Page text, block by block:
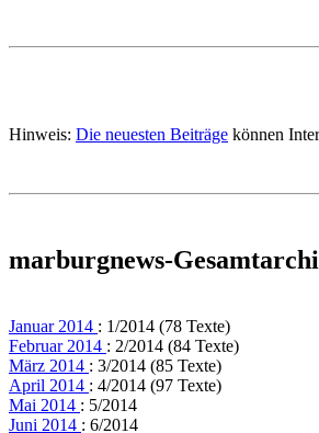
Hinweis: Die neuesten Beiträge können
marburgnews-
Januar 2014 : 1/2014 (78 Texte)
Februar 2014 : 2/2014 (84 Texte)
März 2014 : 3/2014 (85 Texte)
April 2014 : 4/2014 (97 Texte)
Mai 2014 : 5/2014
Juni 2014 : 6/2014